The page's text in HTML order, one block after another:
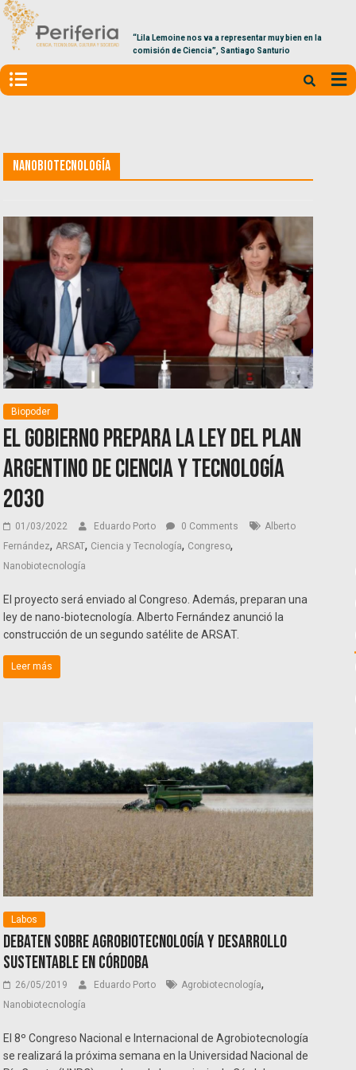
“Lila Lemoine nos va a representar muy bien en la
comisión de Ciencia”, Santiago Santurio
Nanobiotecnología
Biopoder
El Gobierno prepara la ley del Plan
Argentino de Ciencia y Tecnología
2030
01/03/2022 Eduardo Porto 0 Comments
Alberto
Fernández, ARSAT, Ciencia y Tecnología, Congreso,
Nanobiotecnología
El proyecto será enviado al Congreso. Además, preparan una
ley de nano-biotecnología. Alberto Fernández anunció la
construcción de un segundo satélite de ARSAT.
Leer más
Labos
Debaten sobre Agrobiotecnología y Desarrollo
Sustentable en Córdoba
26/05/2019 Eduardo Porto Agrobiotecnología,
Nanobiotecnología
El 8º Congreso Nacional e Internacional de Agrobiotecnología
se realizará la próxima semana en la Universidad Nacional de